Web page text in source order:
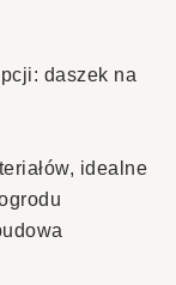
daszek na
idealne